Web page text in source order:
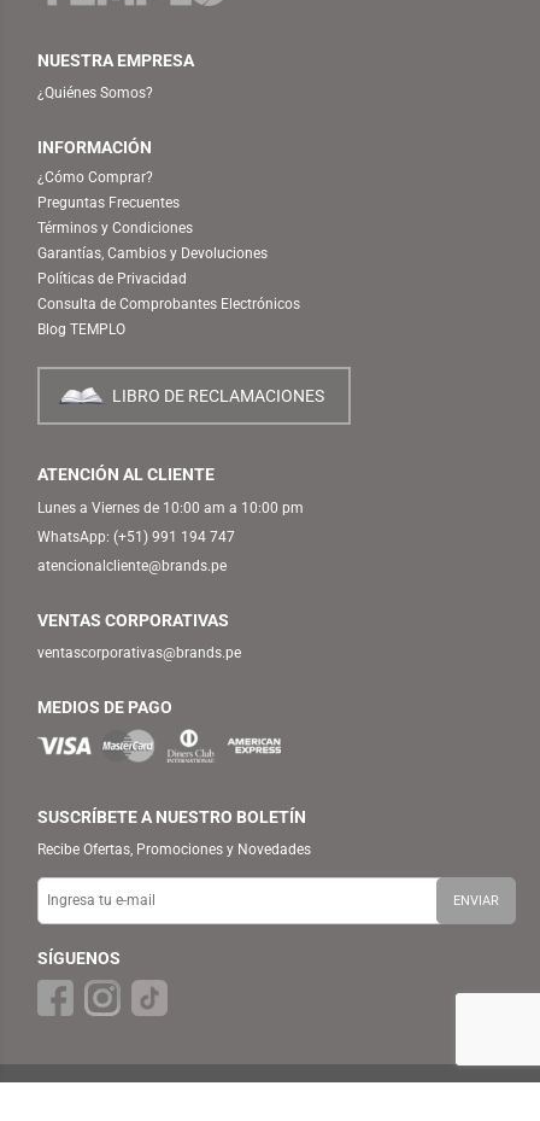
NUESTRA EMPRESA
¿Quiénes Somos?
INFORMACIÓN
¿Cómo Comprar?
Preguntas Frecuentes
Términos y Condiciones
Garantías, Cambios y Devoluciones
Políticas de Privacidad
Consulta de Comprobantes Electrónicos
Blog TEMPLO
LIBRO DE RECLAMACIONES
ATENCIÓN AL CLIENTE
Lunes a Viernes de 10:00 am a 10:00 pm
WhatsApp: (+51) 991 194 747
atencionalcliente@brands.pe
VENTAS CORPORATIVAS
ventascorporativas@brands.pe
MEDIOS DE PAGO
SUSCRÍBETE A NUESTRO BOLETÍN
Recibe Ofertas, Promociones y Novedades
SÍGUENOS